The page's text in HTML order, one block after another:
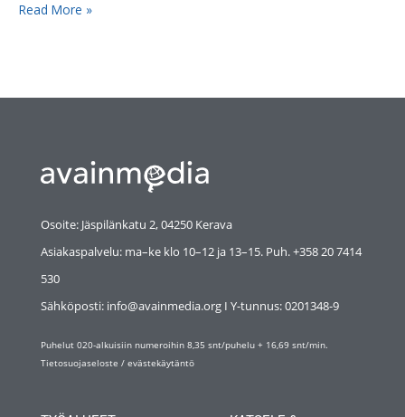
Read More »
Osoite: Jäspilänkatu 2, 04250 Kerava
Asiakaspalvelu: ma–ke klo 10–12 ja 13–15. Puh. +358 20 7414
530
Sähköposti: info@avainmedia.org I Y-tunnus:0201348-9
Puhelut 020-alkuisiin numeroihin 8,35 snt/puhelu + 16,69 snt/min.
Tietosuojaseloste / evästekäytäntö